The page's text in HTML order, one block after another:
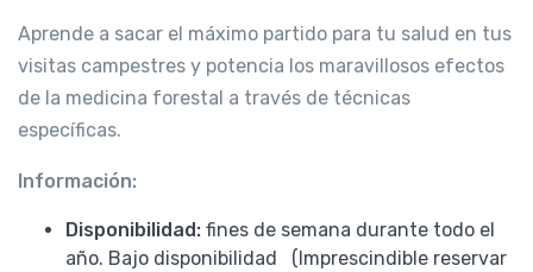
Aprende a sacar el máximo partido para tu salud en tus
visitas campestres y potencia los maravillosos efectos
de la medicina forestal a través de técnicas
específicas.
Información:
Disponibilidad: fines de semana durante todo el
año. Bajo disponibilidad (Imprescindible reservar